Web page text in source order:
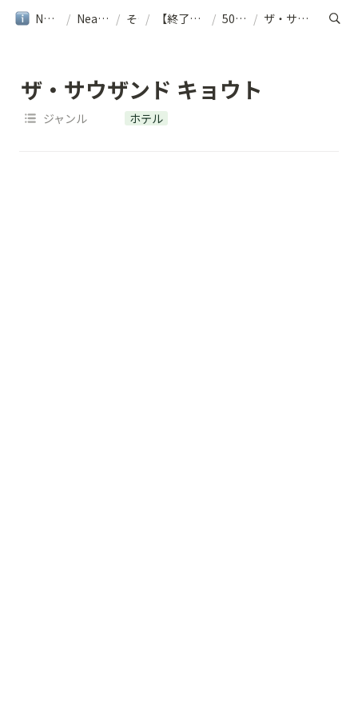
NearMe旅行ガイド / NearMe｜ヘルプ / その他/ 【終了しました】[京都] 周遊シャトルご利用案内 / 500円エリア / ザ・サウザンド キョウト
ザ・サウザンド キョウト
ジャンル ホテル